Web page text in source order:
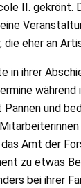
II. gekrönt.
die eher an
in ihrer
Pannen und
Amt der
zu etwas
bei ihrer